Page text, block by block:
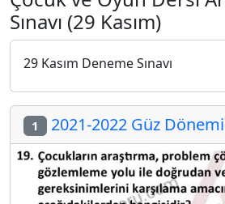
Sınavı (29 Kasım)
29 Kasım Deneme Sınavı
1 2021-2022 Güz Dönemi